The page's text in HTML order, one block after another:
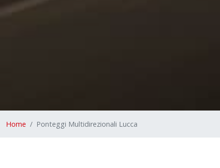
Home Ponteggi Multidirezionali Lucca